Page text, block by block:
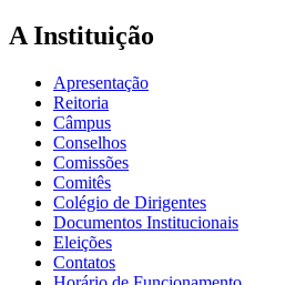
A Instituição
Apresentação
Reitoria
Câmpus
Conselhos
Comissões
Comitês
Colégio de Dirigentes
Documentos Institucionais
Eleições
Contatos